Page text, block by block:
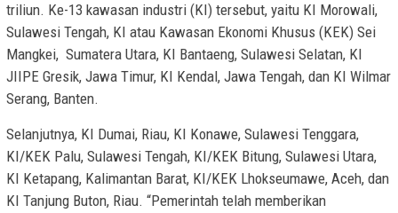
triliun. Ke-13 kawasan industri (KI) tersebut, yaitu KI Morowali,
Sulawesi Tengah, KI atau Kawasan Ekonomi Khusus (KEK) Sei
Mangkei, Sumatera Utara, KI Bantaeng, Sulawesi Selatan, KI
JIIPE Gresik, Jawa Timur, KI Kendal, Jawa Tengah, dan KI Wilmar
Serang, Banten.
Selanjutnya, KI Dumai, Riau, KI Konawe, Sulawesi Tenggara,
KI/KEK Palu, Sulawesi Tengah, KI/KEK Bitung, Sulawesi Utara,
KI Ketapang, Kalimantan Barat, KI/KEK Lhokseumawe, Aceh, dan
KI Tanjung Buton, Riau. “Pemerintah telah memberikan